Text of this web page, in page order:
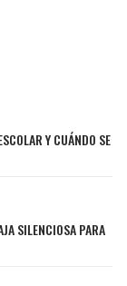
Y CUÁNDO SE
SILENCIOSA PARA